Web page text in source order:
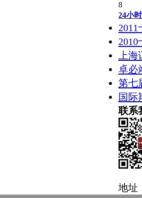
8
24小
上
卓必
第七
国际
联系
地址